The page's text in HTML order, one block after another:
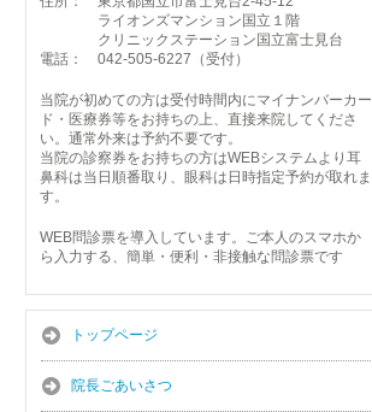
ライオンズマンション国立１階
クリニックステーション国立富士見台
電話： 042-505-6227（受付）
当院が初めての方は受付時間内にマイナンバーカー
ド・医療券等をお持ちの上、直接来院してくださ
い。通常外来は予約不要です。
当院の診察券をお持ちの方はWEBシステムより耳
鼻科は当日順番取り、眼科は日時指定予約が取れま
す。
WEB問診票を導入しています。ご本人のスマホか
ら入力する、簡単・便利・非接触な問診票です
トップページ
院長ごあいさつ